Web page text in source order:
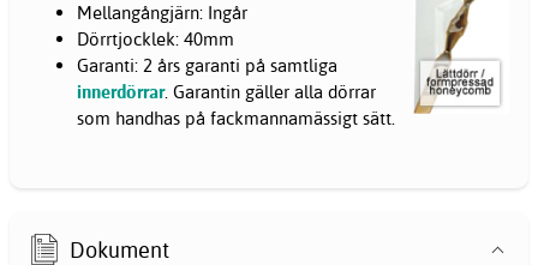
Mellangångjärn: Ingår
Dörrtjocklek: 40mm
Garanti: 2 års garanti på samtliga
innerdörrar. Garantin gäller alla dörrar
som handhas på fackmannamässigt sätt.
Dokument